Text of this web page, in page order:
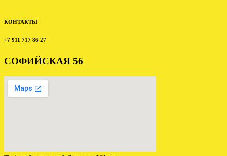
КОНТАКТЫ
+7 911 717 86 27
СОФИЙСКАЯ 56